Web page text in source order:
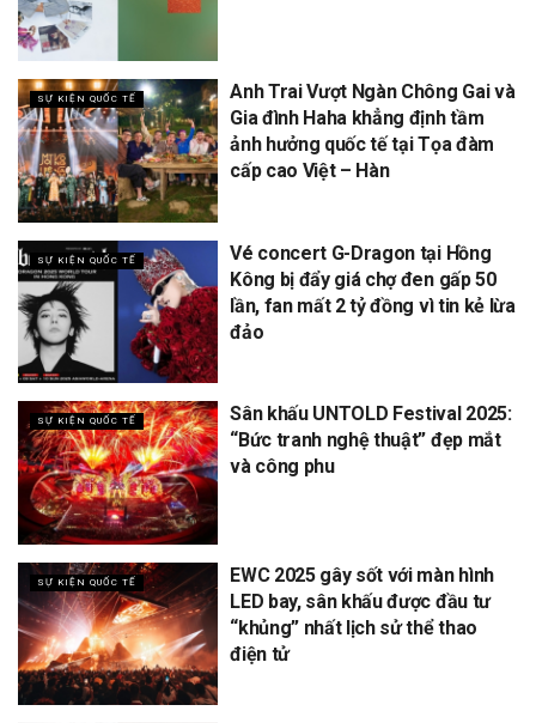
SỰ KIỆN QUỐC TẾ
Anh Trai Vượt Ngàn Chông Gai và
Gia đình Haha khẳng định tầm
ảnh hưởng quốc tế tại Tọa đàm
cấp cao Việt – Hàn
SỰ KIỆN QUỐC TẾ
Vé concert G-Dragon tại Hồng
Kông bị đẩy giá chợ đen gấp 50
lần, fan mất 2 tỷ đồng vì tin kẻ lừa
đảo
SỰ KIỆN QUỐC TẾ
Sân khấu UNTOLD Festival 2025:
“Bức tranh nghệ thuật” đẹp mắt
và công phu
SỰ KIỆN QUỐC TẾ
EWC 2025 gây sốt với màn hình
LED bay, sân khấu được đầu tư
“khủng” nhất lịch sử thể thao
điện tử